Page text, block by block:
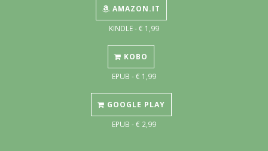
AMAZON.IT
KINDLE - € 1,99
KOBO
EPUB - € 1,99
GOOGLE PLAY
EPUB - € 2,99